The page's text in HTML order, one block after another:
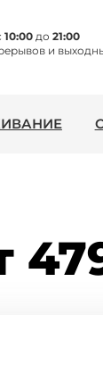
10:00до 21:00
и